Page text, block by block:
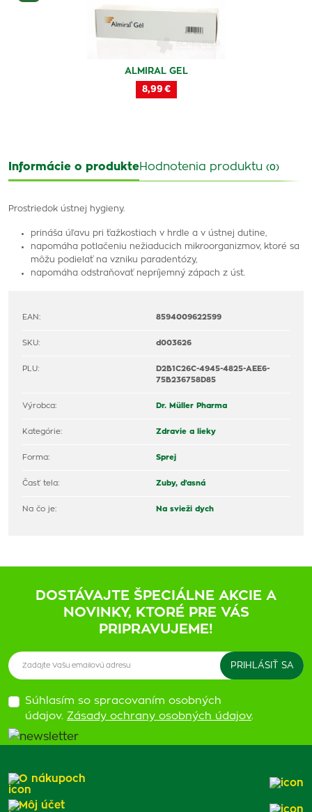
ALMIRAL GEL
8,99 €
Informácie o produkteHodnotenia produktu (0)
Prostriedok ústnej hygieny.
prináša úľavu pri ťažkostiach v hrdle a v ústnej dutine,
napomáha potlačeniu nežiaducich mikroorganizmov, ktoré sa
môžu podielať na vzniku paradentózy,
napomáha odstraňovať nepríjemný zápach z úst.
EAN: 8594009622599
SKU: d003626
PLU:
D2B1C26C-4945-4825-AEE6-
75B236758D85
Výrobca: Dr. Müller Pharma
Kategórie: Zdravie a lieky
Forma: Sprej
Časť tela: Zuby, ďasná
Na čo je: Na svieži dych
DOSTÁVAJTE ŠPECIÁLNE AKCIE A
NOVINKY, KTORÉ PRE VÁS
PRIPRAVUJEME!
Súhlasím so spracovaním osobných
údajov. Zásady ochrany osobných údajov.
O nákupoch
Môj účet